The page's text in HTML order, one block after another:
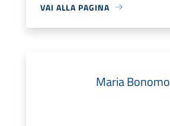
VAI ALLA PAGINA
Maria Bonomo